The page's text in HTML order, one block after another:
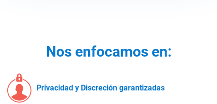
Nos enfocamos en:
Privacidad y Discreción garantizadas